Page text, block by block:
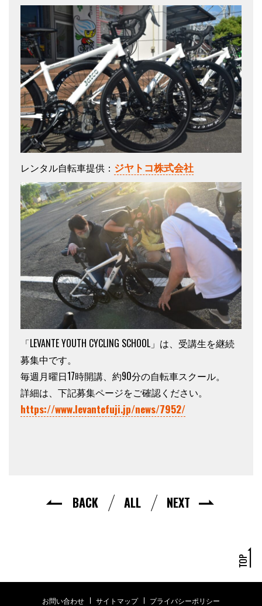
レンタル自転車提供： ジヤトコ株式会社
「LEVANTE YOUTH CYCLING SCHOOL」は、受講生を継続
募集中です。
毎週月曜日17時開講、約90分の自転車スクール。
詳細は、下記募集ページをご確認ください。
https://www.levantefuji.jp/news/7952/
BACK ALL NEXT
お問い合わせ サイトマップ プライバシーポリシー